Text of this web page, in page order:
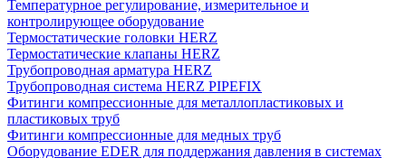
Температурное регулирование, измерительное и
контролирующее оборудование
Термостатические головки HERZ
Термостатические клапаны HERZ
Трубопроводная арматура HERZ
Трубопроводная система HERZ PIPEFIX
Фитинги компрессионные для металлопластиковых и
пластиковых труб
Фитинги компрессионные для медных труб
Оборудование EDER для поддержания давления в системах